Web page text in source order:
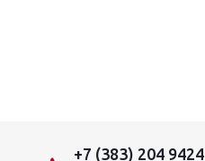
+7 (383) 204 9424